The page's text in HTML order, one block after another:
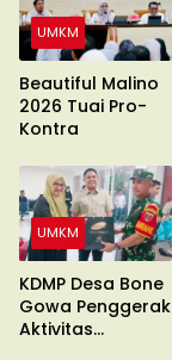
UMKM
Beautiful Malino
2026 Tuai Pro-
Kontra
UMKM
KDMP Desa Bone
Gowa Penggerak
Aktivitas